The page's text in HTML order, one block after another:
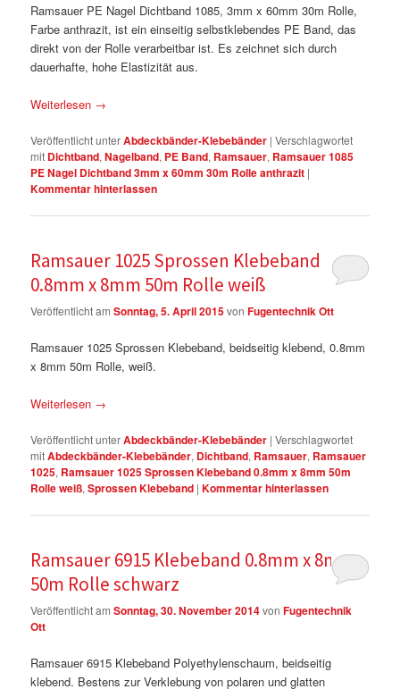
Ramsauer PE Nagel Dichtband 1085, 3mm x 60mm 30m Rolle,
Farbe anthrazit, ist ein einseitig selbstklebendes PE Band, das
direkt von der Rolle verarbeitbar ist. Es zeichnet sich durch
dauerhafte, hohe Elastizität aus.
Weiterlesen →
Veröffentlicht unterAbdeckbänder-Klebebänder |Verschlagwortet
mit Dichtband,Nagelband, PE Band, Ramsauer, Ramsauer 1085
PE Nagel Dichtband 3mm x 60mm 30m Rolle anthrazit |
Kommentar hinterlassen
Ramsauer 1025 Sprossen Klebeband
0.8mm x 8mm 50m Rolle weiß
Veröffentlicht amSonntag, 5. April 2015vonFugentechnik Ott
Ramsauer 1025 Sprossen Klebeband, beidseitig klebend, 0.8mm
x 8mm 50m Rolle, weiß.
Weiterlesen →
Veröffentlicht unterAbdeckbänder-Klebebänder |Verschlagwortet
mitAbdeckbänder-Klebebänder, Dichtband, Ramsauer, Ramsauer
1025, Ramsauer 1025 Sprossen Klebeband 0.8mm x 8mm 50m
Rolle weiß,Sprossen Klebeband |Kommentar hinterlassen
Ramsauer 6915 Klebeband 0.8mm x 8mm
50m Rolle schwarz
Veröffentlicht amSonntag, 30. November 2014vonFugentechnik
Ott
Ramsauer 6915 Klebeband Polyethylenschaum, beidseitig
klebend. Bestens zur Verklebung von polaren und glatten